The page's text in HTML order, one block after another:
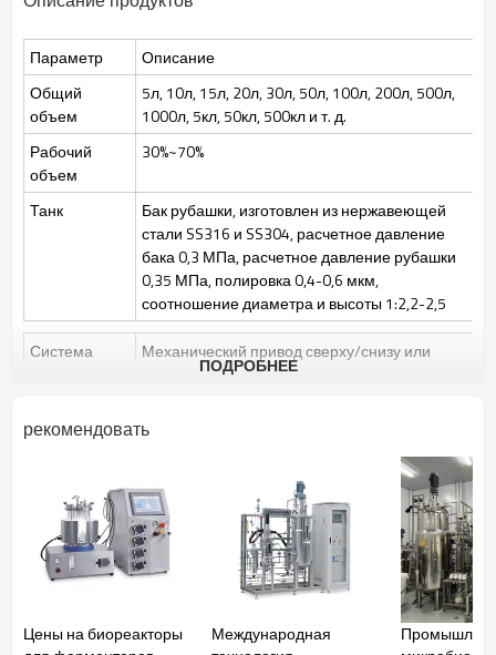
Приложение
Бактерии, дрожжи, клеточная
Общий объем 15-2000л
Объем подачи
Система управления ПЛК Сименс
Датчик РК
Точность полировки
Параметр
Описание
Общий
объем
5л, 10л, 15л, 20л, 30л, 50л, 100л, 200л, 500л,
1000л, 5кл, 50кл, 500кл и т. д.
Рабочий
объем
30%~70%
Танк
Бак рубашки, изготовлен из нержавеющей
стали SS316 и SS304, расчетное давление
бака 0,3 МПа, расчетное давление рубашки
0,35 МПа, полировка 0,4-0,6 мкм,
соотношение диаметра и высоты 1:2,2-2,5
Система
Механический привод сверху/снизу или
магнитный привод сверху, 3 регулируемых
Скорость перемешивания: 50~1000 об/
Ручная стерилизация на месте (SIP),
автоматическое управление программой
является необязательным
Чистый
Очистка на месте (CIP) с помощью
распылительного шара + CIP-очистка
регулирующих клапанов и трубопроводов
Газовый
Управление роторным расходомером,
ПОДРОБНЕЕ
рекомендовать
Цены на биореакторы
Международная